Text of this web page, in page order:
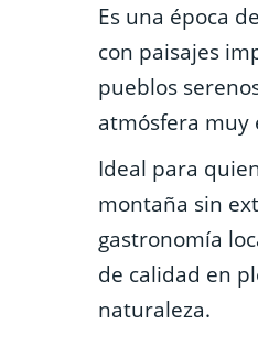
Es una época
con paisajes
pueblos
atmósfera muy
Ideal para
montaña sin
gastronomía
de calidad en
naturaleza.